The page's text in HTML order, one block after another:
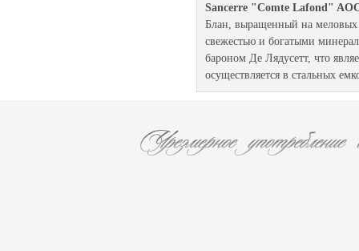
Sancerre "Comte Lafond"
Блан, выращенный на меловых
свежестью и богатыми
бароном Де Лядусетт, что
осуществляется в стальных